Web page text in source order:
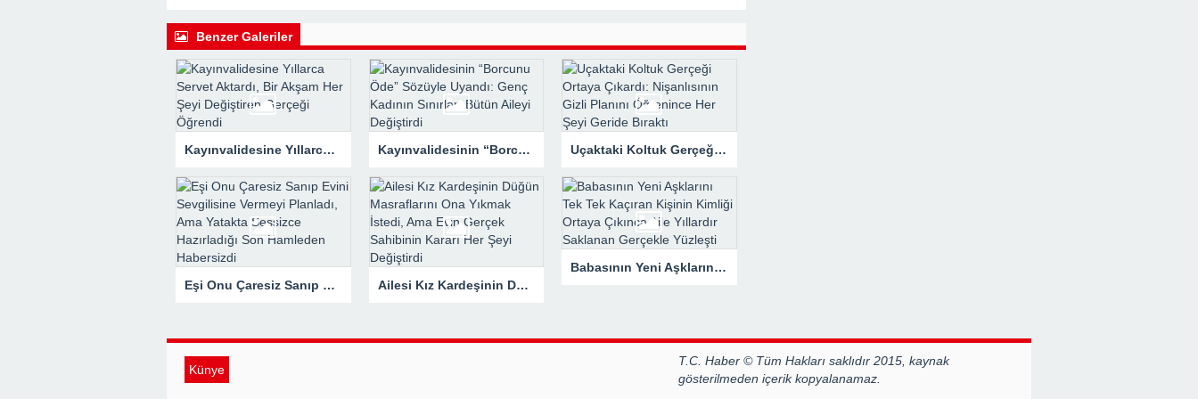
Benzer Galeriler
Kayınvalidesine Yıllarca Servet Aktardı, Bir Akşam Her Şeyi Değiştiren Gerçeği Öğrendi Kayınvalidesinin “Borcunu Öde” Sözüyle Uyandı: Genç Kadının Sınırları Bütün Aileyi Değiştirdi Uçaktaki Koltuk Gerçeği Ortaya Çıkardı: Nişanlısının Gizli Planını Öğrenince Her Şeyi Geride Bıraktı
Eşi Onu Çaresiz Sanıp Evini Sevgilisine Vermeyi Planladı, Ama Yatakta Sessizce Hazırladığı Son Hamleden Habersizdi Ailesi Kız Kardeşinin Düğün Masraflarını Ona Yıkmak İstedi, Ama Evin Gerçek Sahibinin Kararı Her Şeyi Değiştirdi
Babasının Yeni Aşklarını Tek Tek Kaçıran Kişinin Kimliği Ortaya Çıkınca Aile Yıllardır Saklanan Gerçekle Yüzleşti
Künye
T.C. Haber © Tüm Hakları saklıdır 2015, kaynak
gösterilmeden içerik kopyalanamaz.